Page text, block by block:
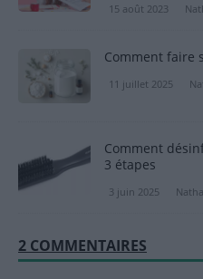
15 août 2023
Comment faire
11 juillet 2025
Comment
3 étapes
3 juin 2025
2 COMMENTAIRES